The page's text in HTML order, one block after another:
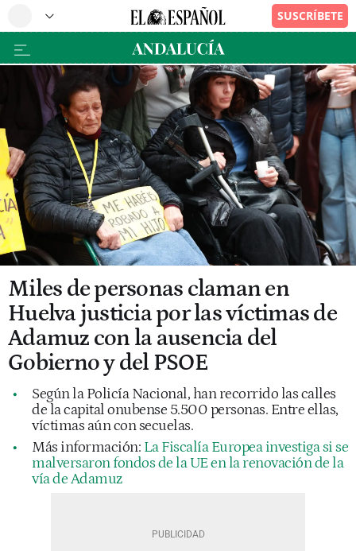
Miles de personas claman en
Huelva justicia por las víctimas de
Adamuz con la ausencia del
Gobierno y del PSOE
Según la Policía Nacional, han recorrido las calles
de la capital onubense 5.500 personas. Entre ellas,
víctimas aún con secuelas.
Más información: La Fiscalía Europea investiga si se
malversaron fondos de la UE en la renovación de la
vía de Adamuz